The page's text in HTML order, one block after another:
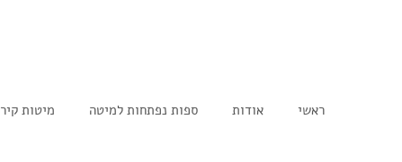
מיטות קיר ספות נפתחות למיטה אודות ראשי